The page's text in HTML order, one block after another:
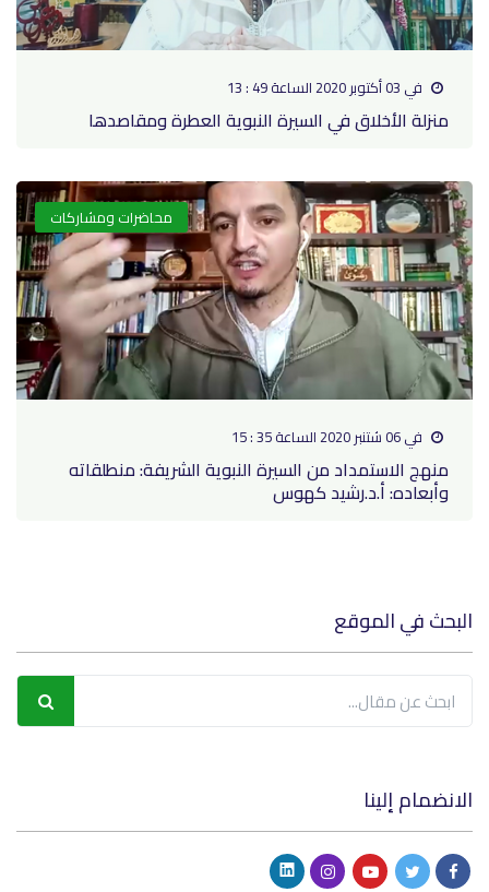
في 03 أكتوبر 2020 الساعة 49 : 13
منزلة الأخلاق في السيرة النبوية العطرة ومقاصدها
محاضرات ومشاركات
في 06 شتنبر 2020 الساعة 35 : 15
منهج الاستمداد من السيرة النبوية الشريفة: منطلقاته
وأبعاده: أ.د.رشيد كهوس
البحث في الموقع
الانضمام إلينا